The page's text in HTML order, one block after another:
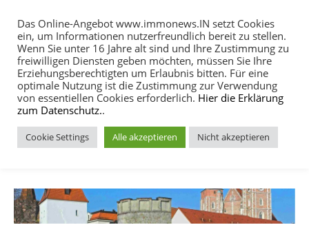
MENU
Das Online-Angebot www.immonews.IN setzt Cookies
ein, um Informationen nutzerfreundlich bereit zu stellen.
Wenn Sie unter 16 Jahre alt sind und Ihre Zustimmung zu
freiwilligen Diensten geben möchten, müssen Sie Ihre
Erziehungsberechtigten um Erlaubnis bitten. Für eine
optimale Nutzung ist die Zustimmung zur Verwendung
von essentiellen Cookies erforderlich. Hier die Erklärung
zum Datenschutz..
Cookie Settings Alle akzeptieren Nicht akzeptieren